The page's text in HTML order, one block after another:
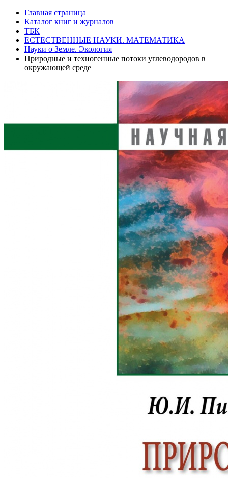
Главная страница
Каталог книг и журналов
ТБК
ЕСТЕСТВЕННЫЕ НАУКИ. МАТЕМАТИКА
Науки о Земле. Экология
Природные и техногенные потоки углеводородов в
окружающей среде